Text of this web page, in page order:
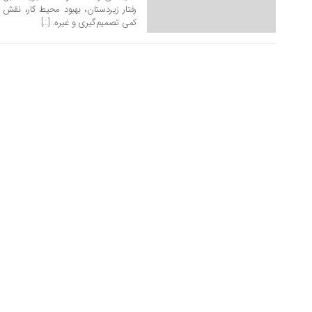
رفتار زیردستان، بهبود محیط کار،
کمی تصمیم‌گیری و غیره. […]